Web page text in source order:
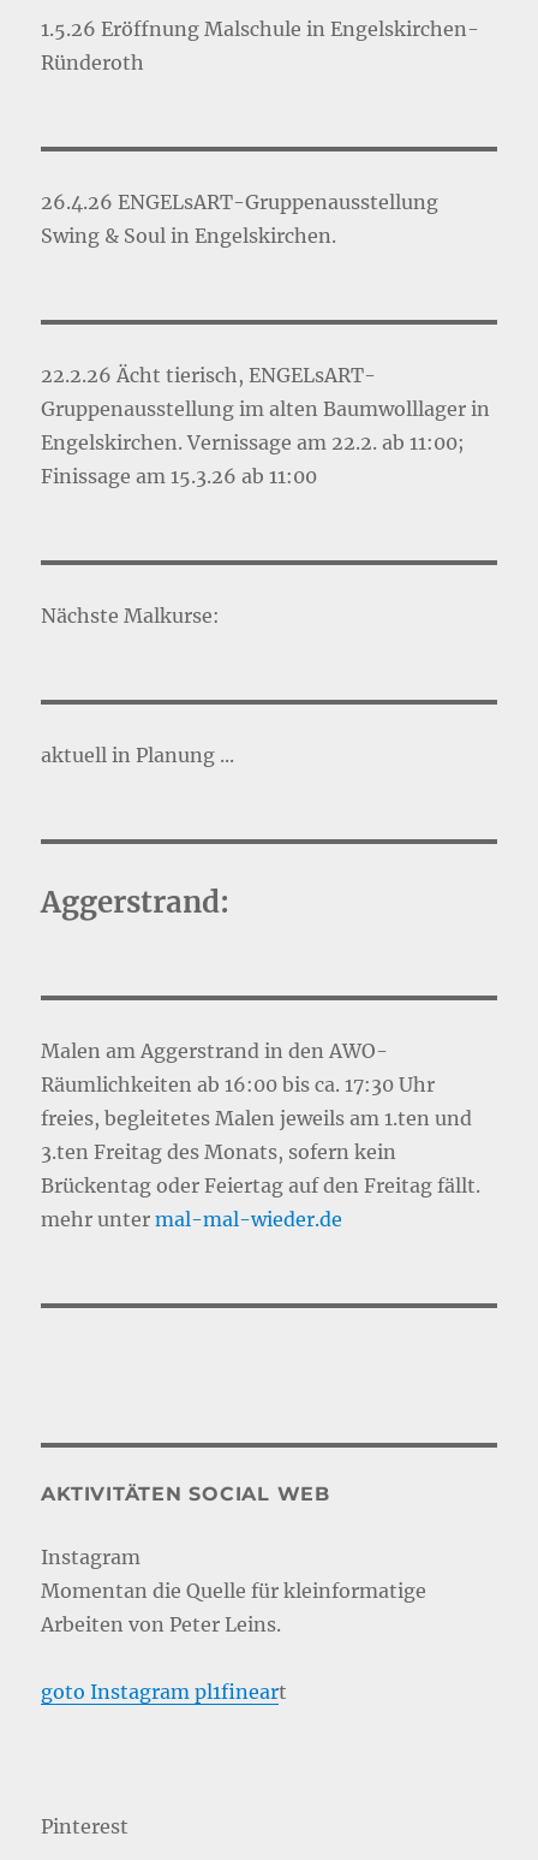
1.5.26 Eröffnung Malschule in Engelskirchen-
Ründeroth
26.4.26 ENGELsART-Gruppenausstellung
Swing & Soul in Engelskirchen.
22.2.26 Ächt tierisch, ENGELsART-
Gruppenausstellung im alten Baumwolllager in
Engelskirchen. Vernissage am 22.2. ab 11:00;
Finissage am 15.3.26 ab 11:00
Nächste Malkurse:
aktuell in Planung ...
Aggerstrand:
Malen am Aggerstrand in den AWO-
Räumlichkeiten ab 16:00 bis ca. 17:30 Uhr
freies, begleitetes Malen jeweils am 1.ten und
3.ten Freitag des Monats, sofern kein
Brückentag oder Feiertag auf den Freitag fällt.
mehr untermal-mal-wieder.de
AKTIVITÄTEN SOCIAL WEB
Instagram
Momentan die Quelle für kleinformatige
Arbeiten von Peter Leins.
goto Instagram pl1fineart
Pinterest